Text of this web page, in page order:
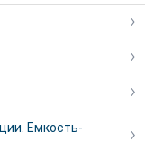
Емкость-